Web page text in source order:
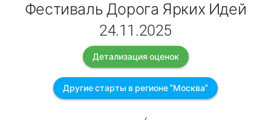
Фестиваль Дорога Ярких Идей
24.11.2025
Детализация оценок
Другие старты в регионе "Москва"